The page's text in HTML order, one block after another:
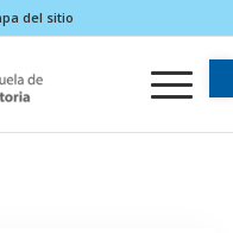
del sitio